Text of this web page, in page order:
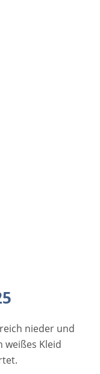
bis 21.
von
Sonntag
nieder und
weißes Kleid